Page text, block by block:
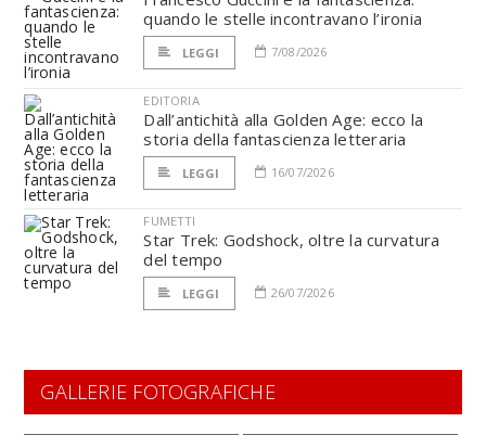
quando le stelle incontravano l’ironia
LEGGI 7/08/2026
EDITORIA
Dall’antichità alla Golden Age: ecco la
storia della fantascienza letteraria
LEGGI 16/07/2026
FUMETTI
Star Trek: Godshock, oltre la curvatura
del tempo
LEGGI 26/07/2026
GALLERIE FOTOGRAFICHE